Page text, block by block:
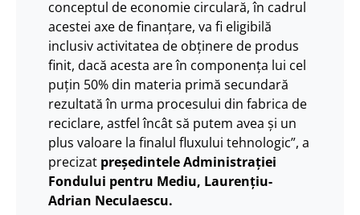
conceptul de economie circulară, în cadrul
acestei axe de finanțare, va fi eligibilă
inclusiv activitatea de obținere de produs
finit, dacă acesta are în componența lui cel
puțin 50% din materia primă secundară
rezultată în urma procesului din fabrica de
reciclare, astfel încât să putem avea și un
plus valoare la finalul fluxului tehnologic”, a
precizat președintele Administrației
Fondului pentru Mediu, Laurențiu-
Adrian Neculaescu.